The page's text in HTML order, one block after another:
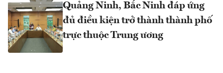
Quảng Ninh, Bắc Ninh đáp ứng
đủ điều kiện trở thành thành phố
trực thuộc Trung ương